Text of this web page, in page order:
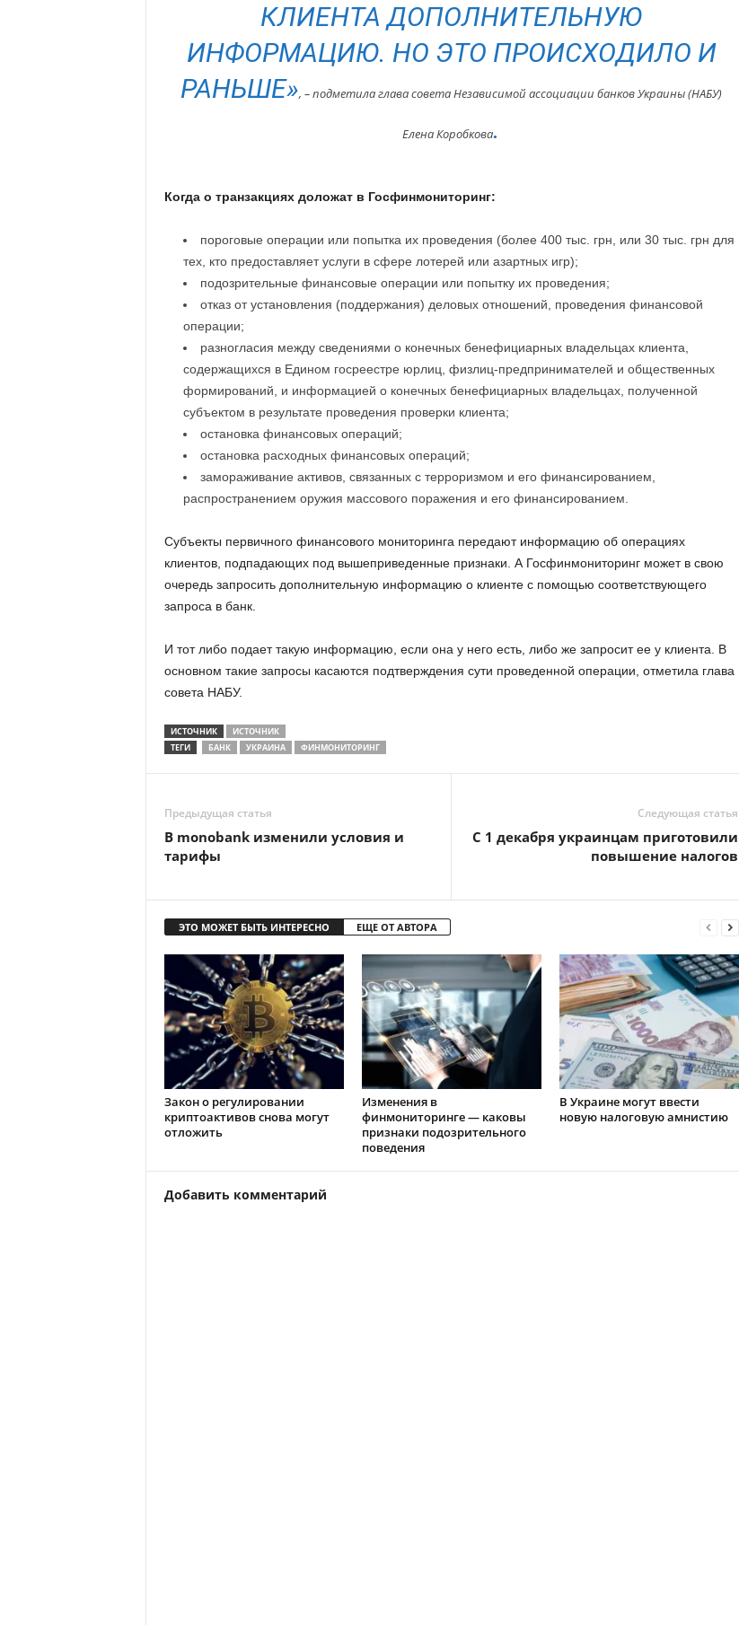
КЛИЕНТА ДОПОЛНИТЕЛЬНУЮ
ИНФОРМАЦИЮ. НО ЭТО ПРОИСХОДИЛО И
РАНЬШЕ», – подметила глава совета Независимой ассоциации банков Украины (НАБУ)
Елена Коробкова.
Когда о транзакциях доложат в Госфинмониторинг:
пороговые операции или попытка их проведения (более 400 тыс. грн, или 30 тыс. грн для
тех, кто предоставляет услуги в сфере лотерей или азартных игр);
подозрительные финансовые операции или попытку их проведения;
отказ от установления (поддержания) деловых отношений, проведения финансовой
операции;
разногласия между сведениями о конечных бенефициарных владельцах клиента,
содержащихся в Едином госреестре юрлиц, физлиц-предпринимателей и общественных
формирований, и информацией о конечных бенефициарных владельцах, полученной
субъектом в результате проведения проверки клиента;
остановка финансовых операций;
остановка расходных финансовых операций;
замораживание активов, связанных с терроризмом и его финансированием,
распространением оружия массового поражения и его финансированием.
Субъекты первичного финансового мониторинга передают информацию об операциях
клиентов, подпадающих под вышеприведенные признаки. А Госфинмониторинг может в свою
очередь запросить дополнительную информацию о клиенте с помощью соответствующего
запроса в банк.
И тот либо подает такую информацию, если она у него есть, либо же запросит ее у клиента. В
основном такие запросы касаются подтверждения сути проведенной операции, отметила глава
совета НАБУ.
ИСТОЧНИК
ИСТОЧНИК
ТЕГИ
БАНК УКРАИНА ФИНМОНИТОРИНГ
Предыдущая статья
В monobank изменили условия и
тарифы
Следующая статья
C 1 декабря украинцам приготовили
повышение налогов
ЭТО МОЖЕТ БЫТЬ ИНТЕРЕСНО ЕЩЕ ОТ АВТОРА
Закон о регулировании
криптоактивов снова могут
отложить
Изменения в
финмониторинге — каковы
признаки подозрительного
поведения
В Украине могут ввести
новую налоговую амнистию
Добавить комментарий